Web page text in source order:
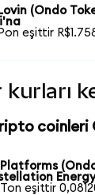
(Ondo
eşittir
kurları
coinleri
Platforms
eşittir